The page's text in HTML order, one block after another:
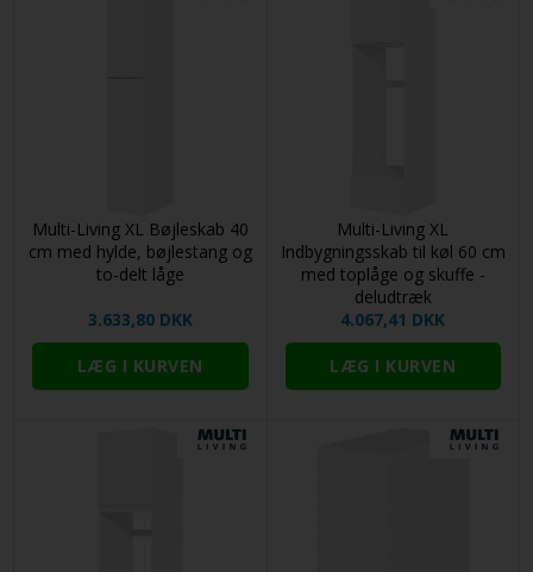
Multi-Living XL Bøjleskab 40
cm med hylde, bøjlestang og
to-delt låge
3.633,80 DKK
Multi-Living XL
Indbygningsskab til køl 60 cm
med toplåge og skuffe -
deludtræk
4.067,41 DKK